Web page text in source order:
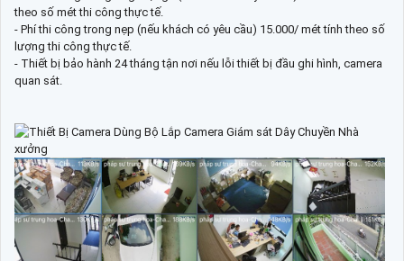
theo số mét thi công thực tế.
- Phí thi công trong nẹp (nếu khách có yêu cầu) 15.000/ mét tính theo số
lượng thi công thực tế.
- Thiết bị bảo hành 24 tháng tận nơi nếu lỗi thiết bị đầu ghi hình, camera
quan sát.